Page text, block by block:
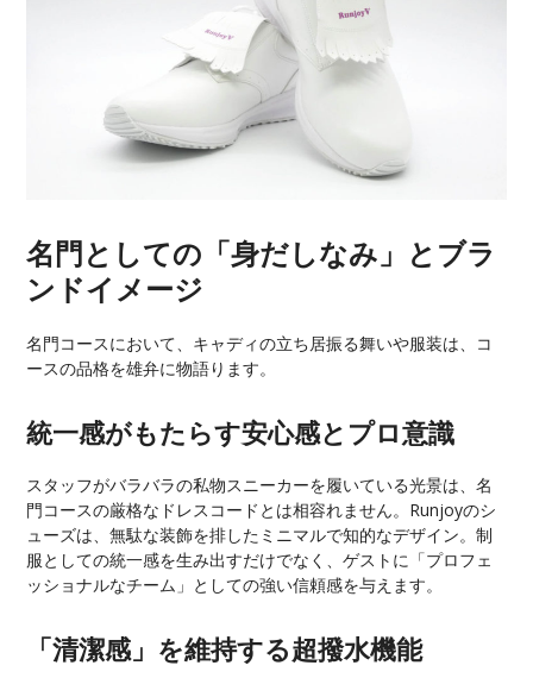
名門としての「身だしなみ」とブラ
ンドイメージ
名門コースにおいて、キャディの立ち居振る舞いや服装は、コ
ースの品格を雄弁に物語ります。
統一感がもたらす安心感とプロ意識
スタッフがバラバラの私物スニーカーを履いている光景は、名
門コースの厳格なドレスコードとは相容れません。Runjoyのシ
ューズは、無駄な装飾を排したミニマルで知的なデザイン。制
服としての統一感を生み出すだけでなく、ゲストに「プロフェ
ッショナルなチーム」としての強い信頼感を与えます。
「清潔感」を維持する超撥水機能